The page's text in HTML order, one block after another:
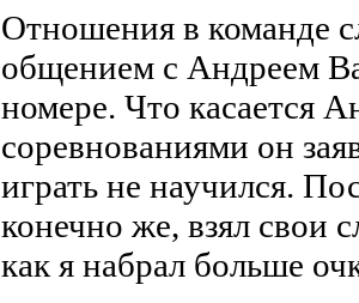
Отношения в команде
общением с Андреем
номере. Что касается
соревнованиями он
играть не научился.
конечно же, взял свои
как я набрал больше